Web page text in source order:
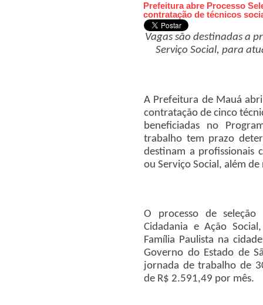
Prefeitura abre Processo
contratação de técnicos
Vagas são destinadas a
Serviço Social, para
A Prefeitura de Mauá
contratação de cinco
beneficiadas no
trabalho tem prazo
destinam a profissionais
ou Serviço Social, além
O processo de seleção
Cidadania e Ação
Família Paulista na
Governo do Estado de
jornada de trabalho de
de R$ 2.591,49 por mês.